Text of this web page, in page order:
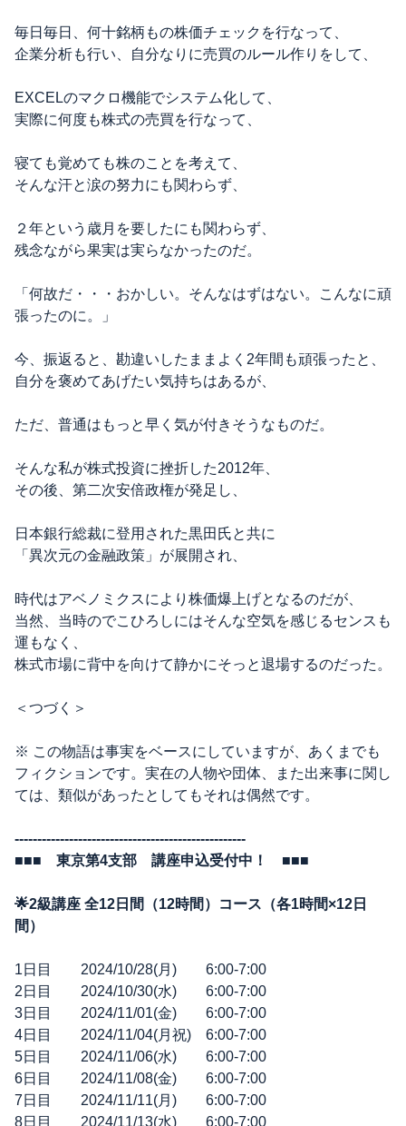
毎日毎日、何十銘柄もの株価チェックを行なって、
企業分析も行い、自分なりに売買のルール作りをして、
EXCELのマクロ機能でシステム化して、
実際に何度も株式の売買を行なって、
寝ても覚めても株のことを考えて、
そんな汗と涙の努力にも関わらず、
２年という歳月を要したにも関わらず、
残念ながら果実は実らなかったのだ。
「何故だ・・・おかしい。そんなはずはない。こんなに頑
張ったのに。」
今、振返ると、勘違いしたままよく2年間も頑張ったと、
自分を褒めてあげたい気持ちはあるが、
ただ、普通はもっと早く気が付きそうなものだ。
そんな私が株式投資に挫折した2012年、
その後、第二次安倍政権が発足し、
日本銀行総裁に登用された黒田氏と共に
「異次元の金融政策」が展開され、
時代はアベノミクスにより株価爆上げとなるのだが、
当然、当時のでこひろしにはそんな空気を感じるセンスも
運もなく、
株式市場に背中を向けて静かにそっと退場するのだった。
＜つづく＞
※ この物語は事実をベースにしていますが、あくまでも
フィクションです。実在の人物や団体、また出来事に関し
ては、類似があったとしてもそれは偶然です。
---------------------------------------------------
■■■ 東京第4支部 講座申込受付中！ ■■■
🌟2級講座 全12日間（12時間）コース（各1時間×12日
間）
1日目 2024/10/28(月) 6:00-7:00
2日目 2024/10/30(水) 6:00-7:00
3日目 2024/11/01(金) 6:00-7:00
4日目 2024/11/04(月祝) 6:00-7:00
5日目 2024/11/06(水) 6:00-7:00
6日目 2024/11/08(金) 6:00-7:00
7日目 2024/11/11(月) 6:00-7:00
8日目 2024/11/13(水) 6:00-7:00